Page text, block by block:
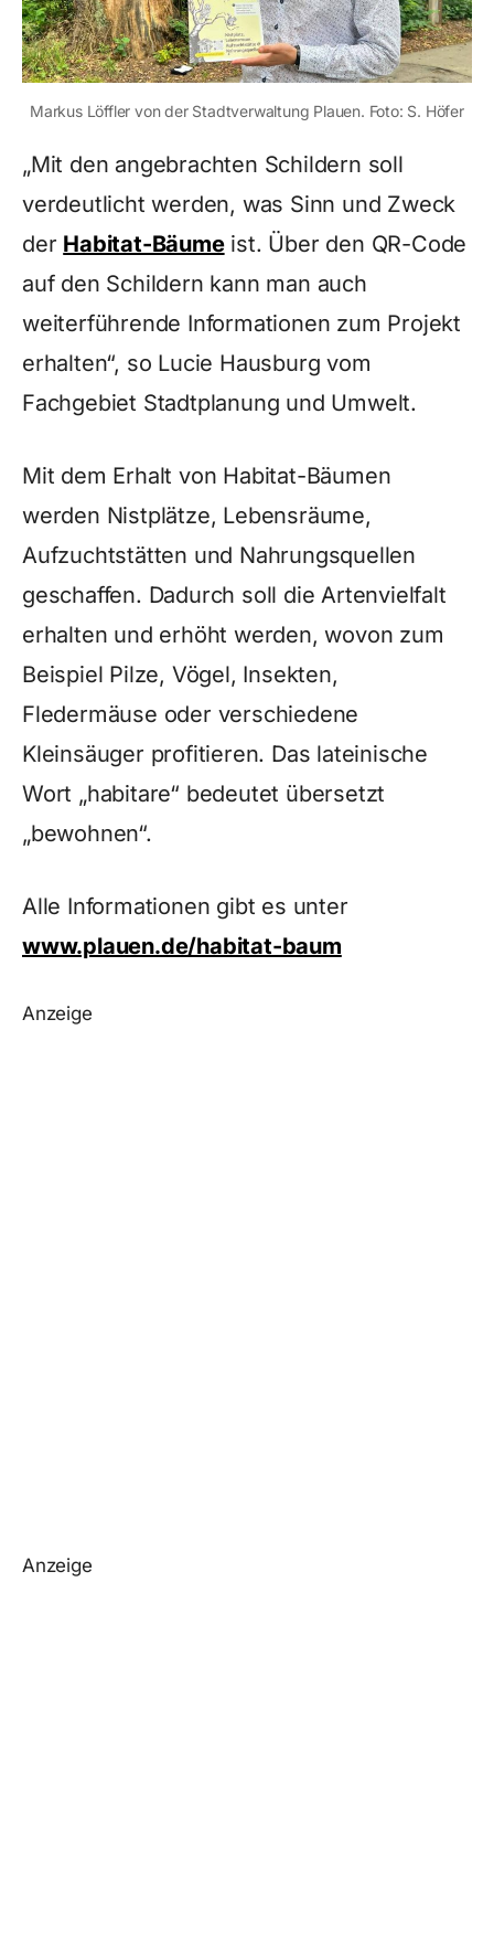
Markus Löffler von der Stadtverwaltung Plauen. Foto: S. Höfer
„Mit den angebrachten Schildern soll
verdeutlicht werden, was Sinn und Zweck
der Habitat-Bäumeist. Über den QR-Code
auf den Schildern kann man auch
weiterführende Informationen zum Projekt
erhalten“, so Lucie Hausburg vom
Fachgebiet Stadtplanung und Umwelt.
Mit dem Erhalt von Habitat-Bäumen
werden Nistplätze, Lebensräume,
Aufzuchtstätten und Nahrungsquellen
geschaffen. Dadurch soll die Artenvielfalt
erhalten und erhöht werden, wovon zum
Beispiel Pilze, Vögel, Insekten,
Fledermäuse oder verschiedene
Kleinsäuger profitieren. Das lateinische
Wort „habitare“ bedeutet übersetzt
„bewohnen“.
Alle Informationen gibt es unter
www.plauen.de/habitat-baum
Anzeige
Anzeige